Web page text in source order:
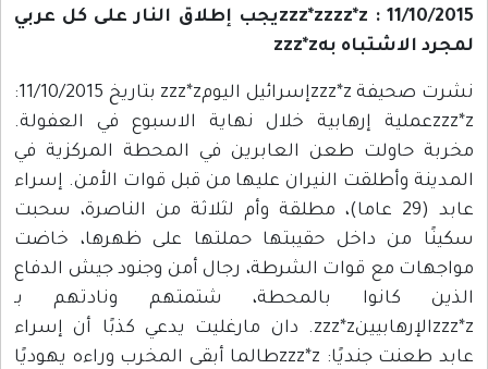
11/10/2015 : zzz*zzzz*zيجب إطلاق النار على كل عربي
لمجرد الاشتباه بهzzz*z
نشرت صحيفة zzz*zإسرائيل اليومzzz*z بتاريخ 11/10/2015:
zzz*zعملية إرهابية خلال نهاية الاسبوع في العفولة.
مخربة حاولت طعن العابرين في المحطة المركزية في
المدينة وأطلقت النيران عليها من قبل قوات الأمن. إسراء
عابد (29 عاما)، مطلقة وأم لثلاثة من الناصرة، سحبت
سكينًا من داخل حقيبتها حملتها على ظهرها، خاضت
مواجهات مع قوات الشرطة، رجال أمن وجنود جيش الدفاع
الذين كانوا بالمحطة، شتمتهم ونادتهم بـ
zzz*zالإرهابيينzzz*z. دان مارغليت يدعي كذبًا أن إسراء
عابد طعنت جنديًا: zzz*zطالما أبقى المخرب وراءه يهوديًا